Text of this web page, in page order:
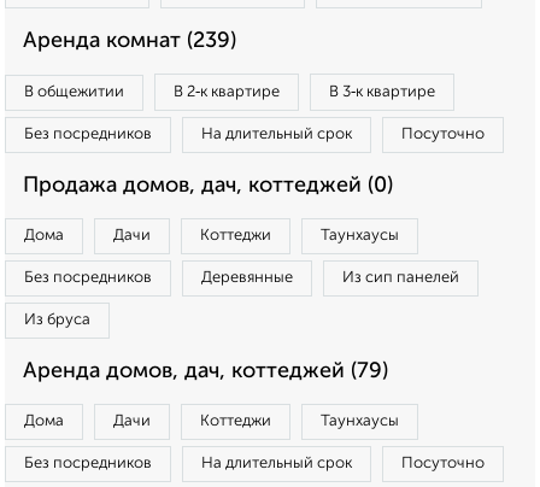
Аренда комнат (239)
В общежитии В 2‑к квартире В 3‑к квартире
Без посредников На длительный срок Посуточно
Продажа домов, дач, коттеджей (0)
Дома Дачи Коттеджи Таунхаусы
Без посредников Деревянные Из сип панелей
Из бруса
Аренда домов, дач, коттеджей (79)
Дома Дачи Коттеджи Таунхаусы
Без посредников На длительный срок Посуточно